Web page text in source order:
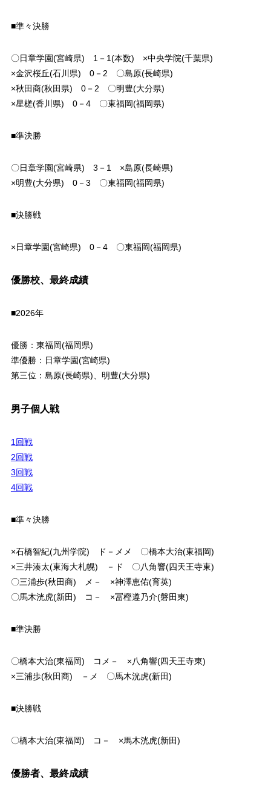
■準々決勝
〇日章学園(宮崎県) 1－1(本数) ×中央学院(千葉県)
×金沢桜丘(石川県) 0－2 〇島原(長崎県)
×秋田商(秋田県) 0－2 〇明豊(大分県)
×星槎(香川県) 0－4 〇東福岡(福岡県)
■準決勝
〇日章学園(宮崎県) 3－1 ×島原(長崎県)
×明豊(大分県) 0－3 〇東福岡(福岡県)
■決勝戦
×日章学園(宮崎県) 0－4 〇東福岡(福岡県)
優勝校、最終成績
■2026年
優勝：東福岡(福岡県)
準優勝：日章学園(宮崎県)
第三位：島原(長崎県)、明豊(大分県)
男子個人戦
1回戦
2回戦
3回戦
4回戦
■準々決勝
×石橋智紀(九州学院) ド－メメ 〇橋本大治(東福岡)
×三井湊太(東海大札幌) －ド 〇八角響(四天王寺東)
〇三浦歩(秋田商) メ－ ×神澤恵佑(育英)
〇馬木洸虎(新田) コ－ ×冨樫遵乃介(磐田東)
■準決勝
〇橋本大治(東福岡) コメ－ ×八角響(四天王寺東)
×三浦歩(秋田商) －メ 〇馬木洸虎(新田)
■決勝戦
〇橋本大治(東福岡) コ－ ×馬木洸虎(新田)
優勝者、最終成績